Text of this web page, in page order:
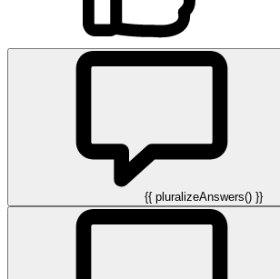
{{ pluralizeAnswers() }}